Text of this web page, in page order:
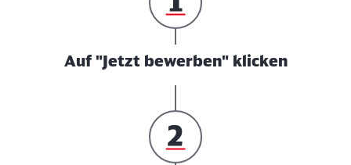
Auf "Jetzt bewerben" klicken